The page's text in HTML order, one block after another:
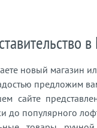
новый магазин
предложим
сайте
до популярного